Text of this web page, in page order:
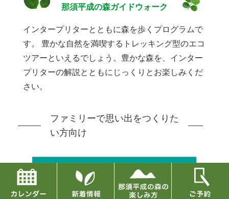
那須平成の森ガイドウォーク
インタープリターとともに森を歩くプログラムで
す。
豊かな自然を満喫するトレッキング型のエコ
ツアーといえるでしょう。豊かな森を、インター
プリターの解説とともにじっくりとお楽しみくだ
さい。
ファミリーで思い出をつくりた
い方向け